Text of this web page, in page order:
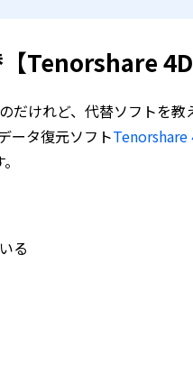
Tenorshare
だけれど、代替ソフトを
ータ復元ソフトTenorshare
る